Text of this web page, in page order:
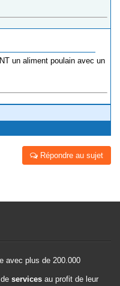
un aliment poulain avec un
Répondre au sujet
avec plus de 200.000
services au profit de leur